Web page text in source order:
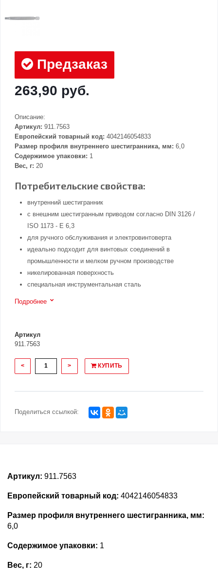
Предзаказ
263,90 руб.
Описание:
Артикул: 911.7563
Европейский товарный код: 4042146054833
Размер профиля внутреннего шестигранника, мм: 6,0
Содержимое упаковки: 1
Вес, г: 20
Потребительские свойства:
внутренний шестигранник
с внешним шестигранным приводом согласно DIN 3126 /
ISO 1173 - E 6,3
для ручного обслуживания и электровинтоверта
идеально подходит для винтовых соединений в
промышленности и мелком ручном производстве
никелированная поверхность
специальная инструментальная сталь
Подробнее
Артикул
911.7563
< > КУПИТЬ
Поделиться ссылкой:
Артикул: 911.7563
Европейский товарный код: 4042146054833
Размер профиля внутреннего шестигранника, мм:
6,0
Содержимое упаковки: 1
Вес, г: 20